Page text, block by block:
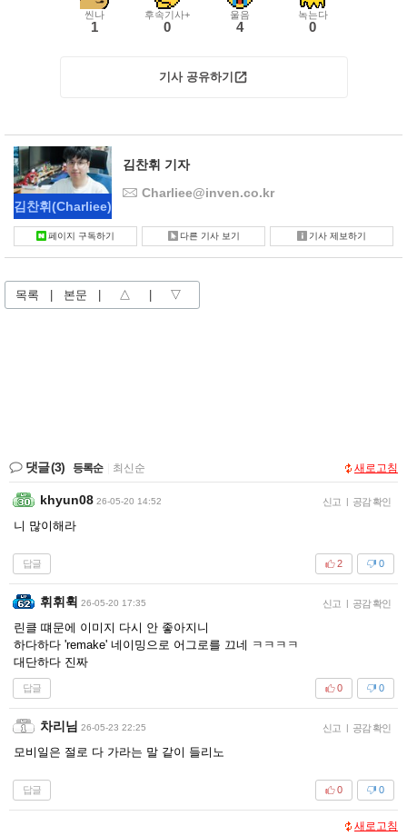
씬나
1
후속기사+
0
울음
4
녹는다
0
기사 공유하기
김찬휘(Charliee)
김찬휘 기자
Charliee@inven.co.kr
페이지 구독하기 다른 기사 보기 기사 제보하기
목록 본문 △ ▽
댓글(3) 등록순 최신순 새로고침
khyun08 26-05-20 14:52 신고 | 공감 확인
니 많이해라
답글 0
2
휘휘휙 26-05-20 17:35 신고 | 공감 확인
린클 떄문에 이미지 다시 안 좋아지니
하다하다 'remake' 네이밍으로 어그로를 끄네 ㅋㅋㅋㅋ
대단하다 진짜
답글 0
0
차리님 26-05-23 22:25 신고 | 공감 확인
모비일은 절로 다 가라는 말 같이 들리노
답글 0
0
새로고침